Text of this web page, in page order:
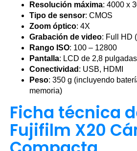
Resolución máxima: 4000 x
Tipo de sensor: CMOS
Zoom óptico: 4X
Grabación de video: Full HD
Rango ISO: 100 – 12800
Pantalla: LCD de 2,8 pulgadas
Conectividad : USB, HDMI
Peso: 350 g (incluyendo
memoria)
Ficha técnica
Fujifilm X20